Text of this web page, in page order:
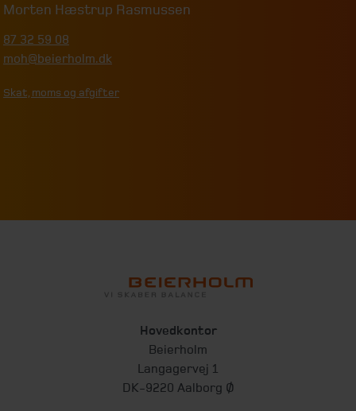
Morten Hæstrup Rasmussen
87 32 59 08
moh@beierholm.dk
Skat, moms og afgifter
Hovedkontor
Beierholm
Langagervej 1
DK-9220 Aalborg Ø